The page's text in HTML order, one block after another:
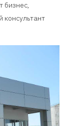
бизнес,
консультант